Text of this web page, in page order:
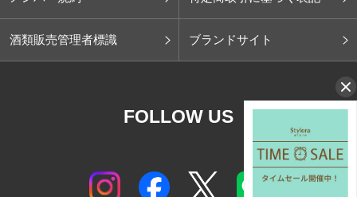
酒類販売管理者標識 ブランドサイト
FOLLOW US